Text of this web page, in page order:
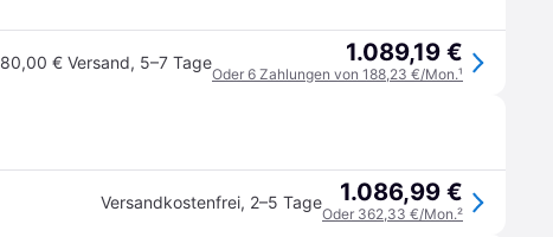
80,00 € Versand, 5–7 Tage 1.089,19 €
Oder 6 Zahlungen von 188,23 €/Mon.¹
Versandkostenfrei, 2–5 Tage 1.086,99 €
Oder 362,33 €/Mon.²